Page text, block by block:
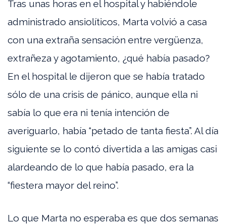
Tras unas horas en el hospital y habiéndole
administrado ansiolíticos, Marta volvió a casa
con una extraña sensación entre vergüenza,
extrañeza y agotamiento, ¿qué había pasado?
En el hospital le dijeron que se había tratado
sólo de una crisis de pánico, aunque ella ni
sabía lo que era ni tenía intención de
averiguarlo, había “petado de tanta fiesta”. Al día
siguiente se lo contó divertida a las amigas casi
alardeando de lo que había pasado, era la
“fiestera mayor del reino”.
Lo que Marta no esperaba es que dos semanas